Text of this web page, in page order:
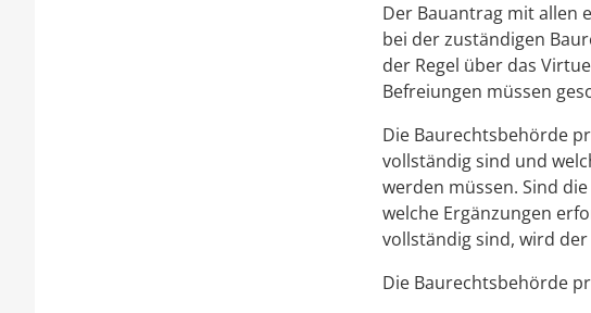
Der Bauantrag mit allen
bei der zuständigen
der Regel über das
Befreiungen müssen
Die Baurechtsbehörde
vollständig sind und
werden müssen. Sind
welche Ergänzungen
vollständig sind, wird
Die Baurechtsbehörde